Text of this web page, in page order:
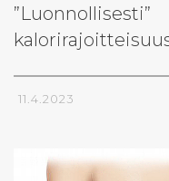
11.4.2023